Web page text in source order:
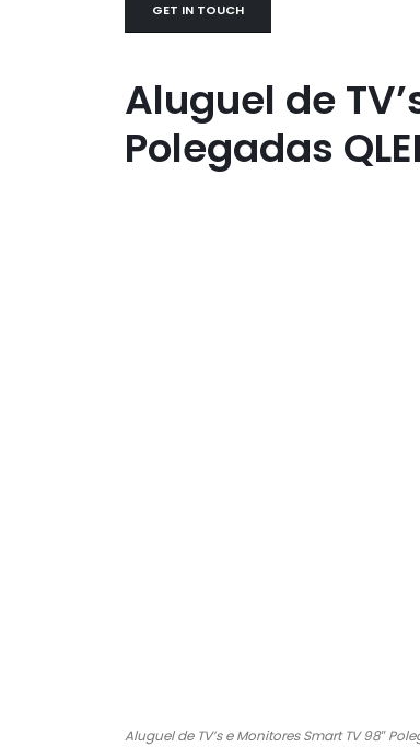
GET IN TOUCH
Aluguel de
Polegadas
Aluguel de TV’s e Monitores Smart TV 98″